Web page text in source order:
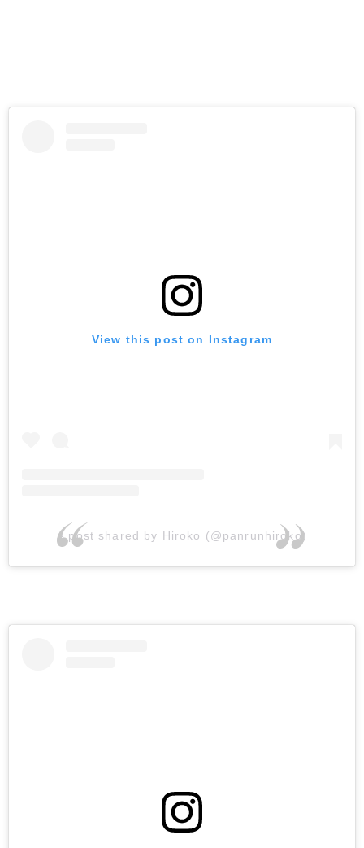
View this post on Instagram
A post shared by Hiroko (@panrunhiroko)